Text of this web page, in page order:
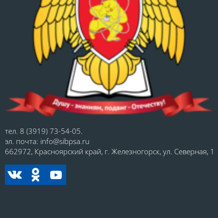
тел. 8 (3919) 73-54-05.
эл. почта: info@sibpsa.ru
662972, Красноярский край, г. Железногорск, ул. Северная, 1.